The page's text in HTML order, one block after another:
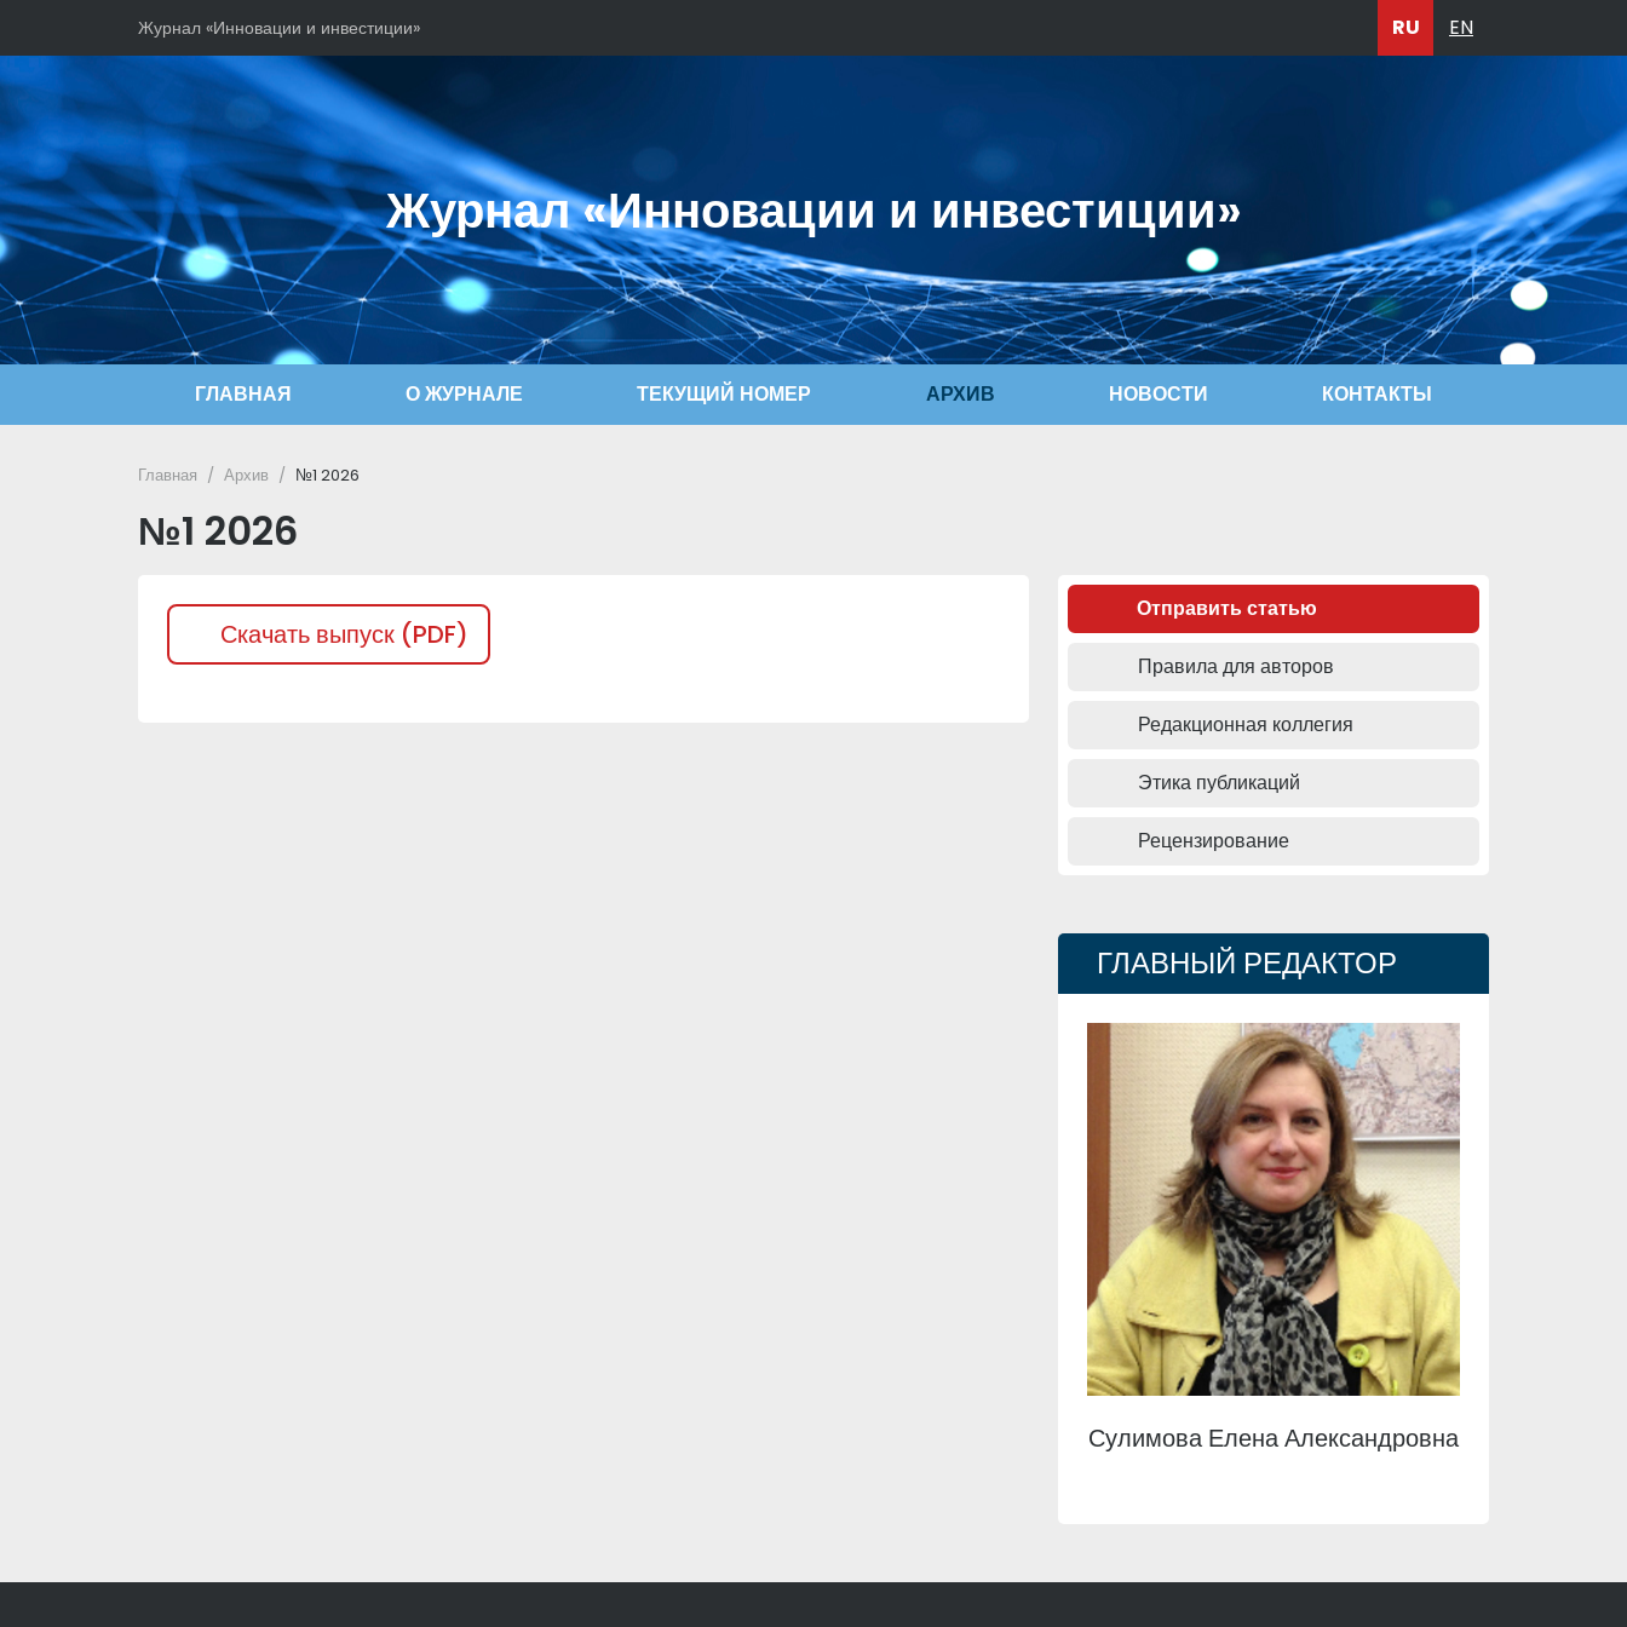
Журнал «Инновации и инвестиции» RU EN
Журнал «Инновации и инвестиции»
ГЛАВНАЯ О ЖУРНАЛЕ ТЕКУЩИЙ НОМЕР АРХИВ НОВОСТИ КОНТАКТЫ
Главная Архив №1 2026
№1 2026
Скачать выпуск (PDF)
Отправить статью
Правила для авторов
Редакционная коллегия
Этика публикаций
Рецензирование
ГЛАВНЫЙ РЕДАКТОР
Сулимова Елена Александровна